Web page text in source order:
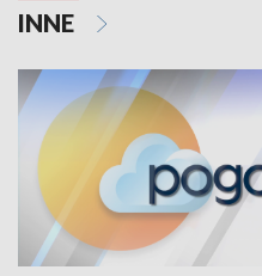
INNE